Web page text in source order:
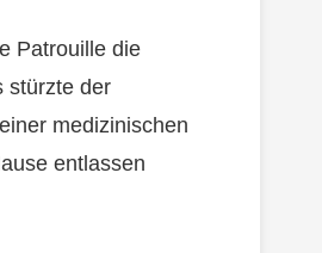
Patrouille die
stürzte der
medizinischen
entlassen